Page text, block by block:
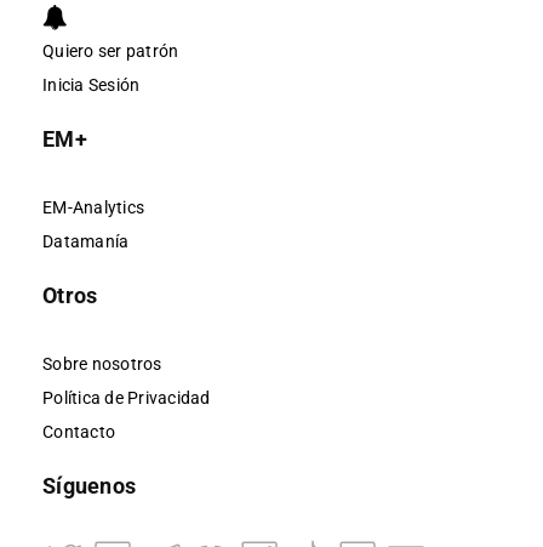
Quiero ser patrón
Inicia Sesión
EM+
EM-Analytics
Datamanía
Otros
Sobre nosotros
Política de Privacidad
Contacto
Síguenos